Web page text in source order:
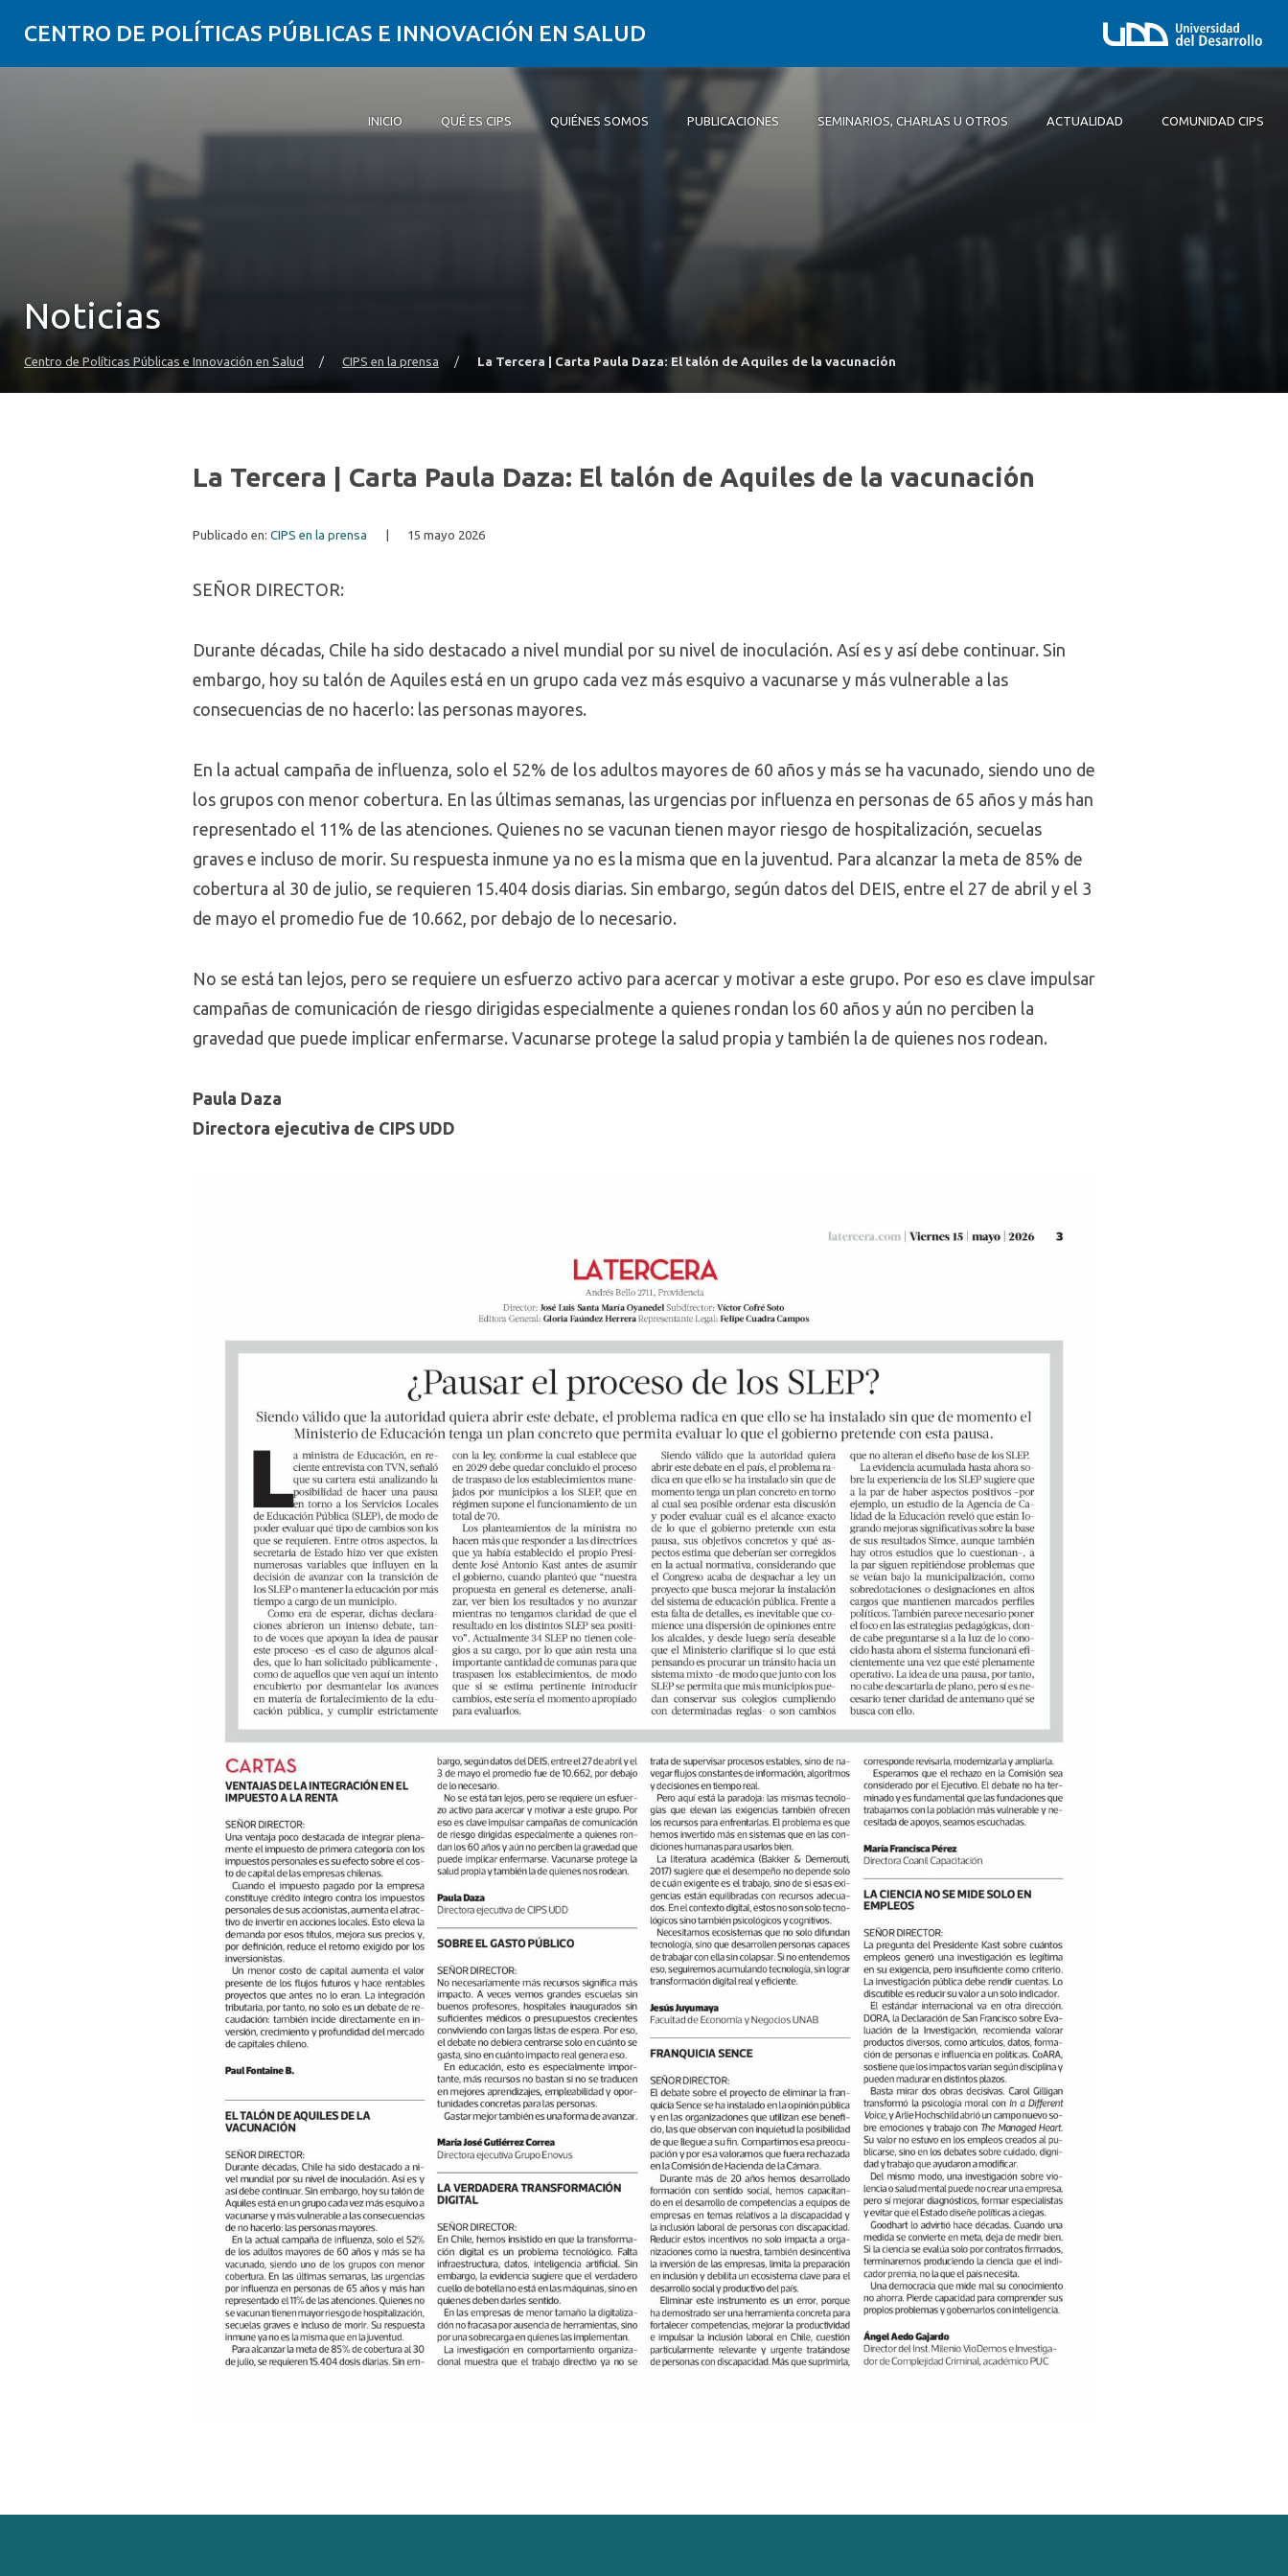
CENTRO DE POLÍTICAS PÚBLICAS E INNOVACIÓN EN SALUD
INICIO QUÉ ES CIPS QUIÉNES SOMOS PUBLICACIONES SEMINARIOS, CHARLAS U OTROS ACTUALIDAD COMUNIDAD CIPS
Noticias
Centro de Políticas Públicas e Innovación en Salud / CIPS en la prensa / La Tercera | Carta Paula Daza: El talón de Aquiles de la vacunación
La Tercera | Carta Paula Daza: El talón de Aquiles de la vacunación
Publicado en: CIPS en la prensa 15 mayo 2026
SEÑOR DIRECTOR:
Durante décadas, Chile ha sido destacado a nivel mundial por su nivel de inoculación. Así es y así debe continuar. Sin
embargo, hoy su talón de Aquiles está en un grupo cada vez más esquivo a vacunarse y más vulnerable a las
consecuencias de no hacerlo: las personas mayores.
En la actual campaña de influenza, solo el 52% de los adultos mayores de 60 años y más se ha vacunado, siendo uno de
los grupos con menor cobertura. En las últimas semanas, las urgencias por influenza en personas de 65 años y más han
representado el 11% de las atenciones. Quienes no se vacunan tienen mayor riesgo de hospitalización, secuelas
graves e incluso de morir. Su respuesta inmune ya no es la misma que en la juventud. Para alcanzar la meta de 85% de
cobertura al 30 de julio, se requieren 15.404 dosis diarias. Sin embargo, según datos del DEIS, entre el 27 de abril y el 3
de mayo el promedio fue de 10.662, por debajo de lo necesario.
No se está tan lejos, pero se requiere un esfuerzo activo para acercar y motivar a este grupo. Por eso es clave impulsar
campañas de comunicación de riesgo dirigidas especialmente a quienes rondan los 60 años y aún no perciben la
gravedad que puede implicar enfermarse. Vacunarse protege la salud propia y también la de quienes nos rodean.
Paula Daza
Directora ejecutiva de CIPS UDD